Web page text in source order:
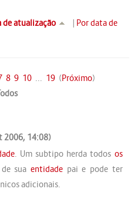
de atualização | Por data de
8 9 10 ... 19 (Próximo)
2006, 14:08)
. Um subtipo herda todos os
sua entidadepai e pode ter
adicionais.